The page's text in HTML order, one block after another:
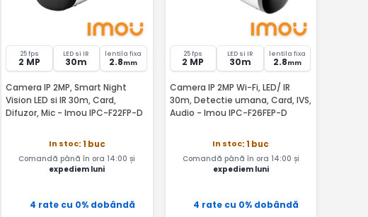
25 fps
2 MP
LED si IR
30m
lentila fixa
2.8mm
Camera IP 2MP, Smart Night
Vision LED si IR 30m, Card,
Difuzor, Mic - Imou IPC-F22FP-D
In stoc: 1 buc
Comandă până în ora 14:00 și
expediem luni
4 rate cu 0% dobândă
25 fps
2 MP
LED si IR
30m
lentila fixa
2.8mm
Camera IP 2MP Wi-Fi, LED/ IR
30m, Detectie umana, Card, IVS,
Audio - Imou IPC-F26FEP-D
In stoc: 1 buc
Comandă până în ora 14:00 și
expediem luni
4 rate cu 0% dobândă